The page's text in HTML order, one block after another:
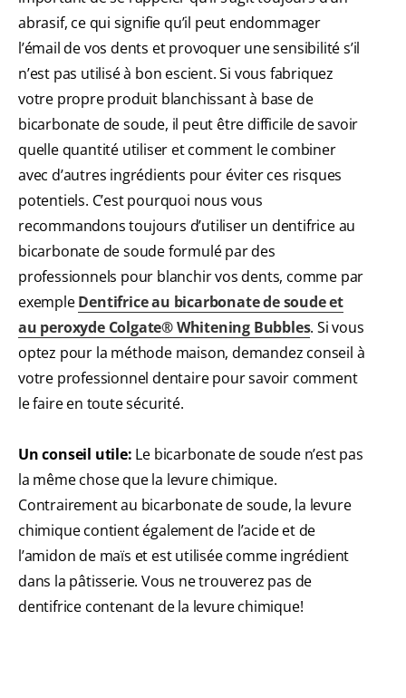
abrasif, ce qui signifie qu’il peut endommager
l’émail de vos dents et provoquer une sensibilité s’il
n’est pas utilisé à bon escient. Si vous fabriquez
votre propre produit blanchissant à base de
bicarbonate de soude, il peut être difficile de savoir
quelle quantité utiliser et comment le combiner
avec d’autres ingrédients pour éviter ces risques
potentiels. C’est pourquoi nous vous
recommandons toujours d’utiliser un dentifrice au
bicarbonate de soude formulé par des
professionnels pour blanchir vos dents, comme par
exempleDentifrice au bicarbonate de soude et
au peroxyde Colgate® Whitening Bubbles. Si vous
optez pour la méthode maison, demandez conseil à
votre professionnel dentaire pour savoir comment
le faire en toute sécurité.
Un conseil utile: Le bicarbonate de soude n’est pas
la même chose que la levure chimique.
Contrairement au bicarbonate de soude, la levure
chimique contient également de l’acide et de
l’amidon de maïs et est utilisée comme ingrédient
dans la pâtisserie. Vous ne trouverez pas de
dentifrice contenant de la levure chimique!